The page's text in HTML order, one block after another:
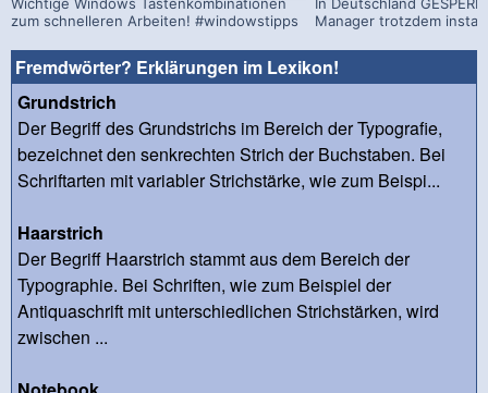
zum schnelleren Arbeiten! #windowstipps
Manager trotzdem
Fremdwörter? Erklärungen im Lexikon!
Grundstrich
Der Begriff des Grundstrichs im Bereich der Typografie,
bezeichnet den senkrechten Strich der Buchstaben. Bei
Schriftarten mit variabler Strichstärke, wie zum Beispi...
Haarstrich
Der Begriff Haarstrich stammt aus dem Bereich der
Typographie. Bei Schriften, wie zum Beispiel der
Antiquaschrift mit unterschiedlichen Strichstärken, wird
zwischen ...